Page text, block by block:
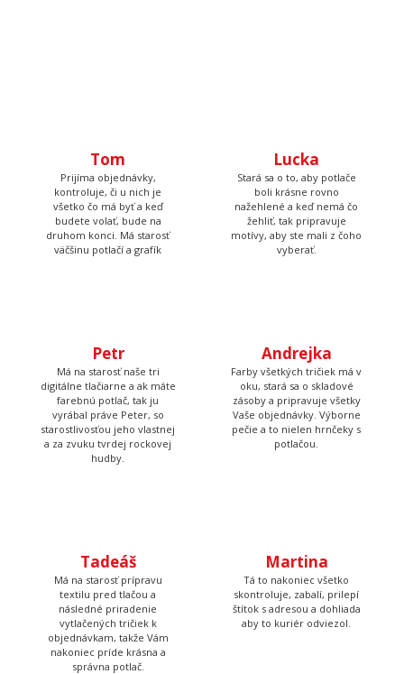
Tom
Prijíma objednávky,
kontroluje, či u nich je
všetko čo má byť a keď
budete volať, bude na
druhom konci. Má starosť
väčšinu potlačí a grafík
Lucka
Stará sa o to, aby potlače
boli krásne rovno
nažehlené a keď nemá čo
žehliť, tak pripravuje
motívy, aby ste mali z čoho
vyberať.
Petr
Má na starosť naše tri
digitálne tlačiarne a ak máte
farebnú potlač, tak ju
vyrábal práve Peter, so
starostlivosťou jeho vlastnej
a za zvuku tvrdej rockovej
hudby.
Andrejka
Farby všetkých tričiek má v
oku, stará sa o skladové
zásoby a pripravuje všetky
Vaše objednávky. Výborne
pečie a to nielen hrnčeky s
potlačou.
Tadeáš
Má na starosť prípravu
textilu pred tlačou a
následné priradenie
vytlačených tričiek k
objednávkam, takže Vám
nakoniec príde krásna a
správna potlač.
Martina
Tá to nakoniec všetko
skontroluje, zabalí, prilepí
štítok s adresou a dohliada
aby to kuriér odviezol.